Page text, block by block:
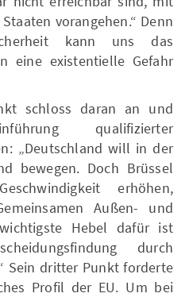
vorangehen.“ Denn
kann uns das
eine existentielle Gefahr
schloss daran an und
qualifizierter
„Deutschland will in der
bewegen. Doch Brüssel
erhöhen,
Außen- und
Hebel dafür ist
durch
Sein dritter Punkt forderte
Profil der EU. Um bei